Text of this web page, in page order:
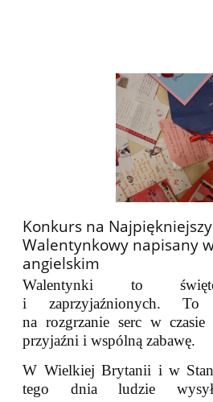
Konkurs na
Walentynkowy napisany
angielskim
Walentynki to
i zaprzyjaźnionych. To
na rozgrzanie serc w
przyjaźni i wspólną zabawę.
W Wielkiej Brytanii i w
tego dnia ludzie